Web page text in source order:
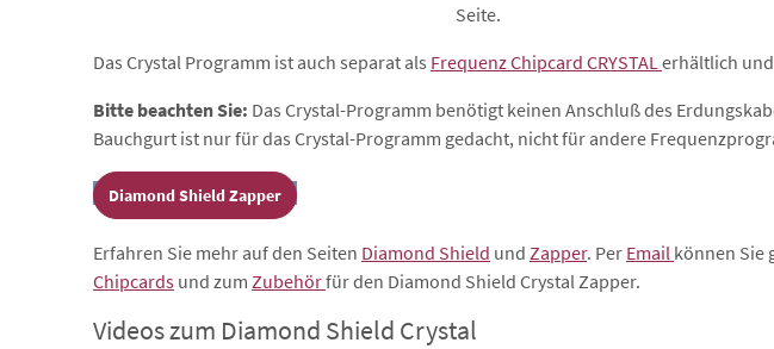
Seite.
Das Crystal Programm ist auch separat als Frequenz Chipcard CRYSTALerhältlich
Bitte beachten Sie: Das Crystal-Programm benötigt keinen Anschluß des
Bauchgurt ist nur für das Crystal-Programm gedacht, nicht für andere
Diamond Shield Zapper
Erfahren Sie mehr auf den Seiten Diamond Shield und Zapper. Per Email können Sie
Chipcards und zum Zubehörfür den Diamond Shield Crystal Zapper.
Videos zum Diamond Shield Crystal